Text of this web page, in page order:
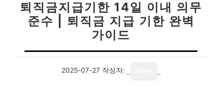
퇴직금지급기한 14일 이내 의무
준수 | 퇴직금 지급 기한 완벽
가이드
2025-07-27 작성자: